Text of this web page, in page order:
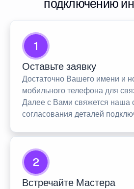
подключению
1
Оставьте заявку
Достаточно Вашего имени и
мобильного телефона для
Далее с Вами свяжется наша
согласования деталей
2
Встречайте Мастера